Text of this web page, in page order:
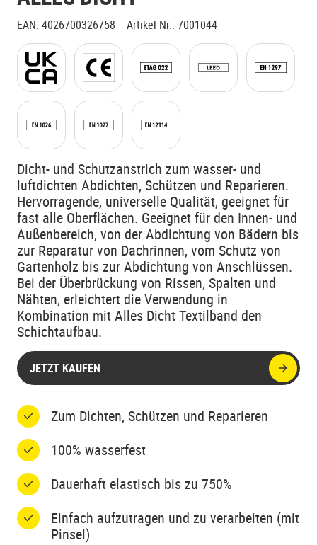
EAN: 4026700326758 Artikel Nr.: 7001044
Dicht- und Schutzanstrich zum wasser- und
luftdichten Abdichten, Schützen und Reparieren.
Hervorragende, universelle Qualität, geeignet für
fast alle Oberflächen. Geeignet für den Innen- und
Außenbereich, von der Abdichtung von Bädern bis
zur Reparatur von Dachrinnen, vom Schutz von
Gartenholz bis zur Abdichtung von Anschlüssen.
Bei der Überbrückung von Rissen, Spalten und
Nähten, erleichtert die Verwendung in
Kombination mit Alles Dicht Textilband den
Schichtaufbau.
JETZT KAUFEN
Zum Dichten, Schützen und Reparieren
100% wasserfest
Dauerhaft elastisch bis zu 750%
Einfach aufzutragen und zu verarbeiten (mit
Pinsel)